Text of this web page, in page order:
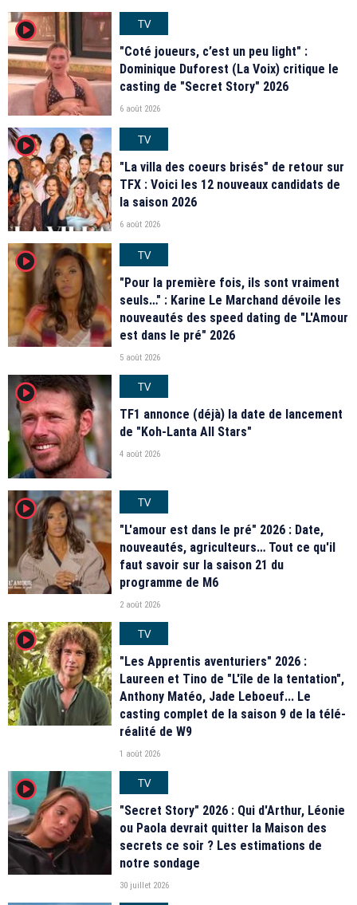
player2
TV
"Coté joueurs, c’est un peu light" :
Dominique Duforest (La Voix) critique le
casting de "Secret Story" 2026
6 août 2026
player2
TV
"La villa des coeurs brisés" de retour sur
TFX : Voici les 12 nouveaux candidats de
la saison 2026
6 août 2026
player2
TV
"Pour la première fois, ils sont vraiment
seuls…" : Karine Le Marchand dévoile les
nouveautés des speed dating de "L'Amour
est dans le pré" 2026
5 août 2026
player2
TV
TF1 annonce (déjà) la date de lancement
de "Koh-Lanta All Stars"
4 août 2026
player2
TV
"L'amour est dans le pré" 2026 : Date,
nouveautés, agriculteurs… Tout ce qu'il
faut savoir sur la saison 21 du
programme de M6
2 août 2026
player2
TV
"Les Apprentis aventuriers" 2026 :
Laureen et Tino de "L'île de la tentation",
Anthony Matéo, Jade Leboeuf... Le
casting complet de la saison 9 de la télé-
réalité de W9
1 août 2026
player2
TV
"Secret Story" 2026 : Qui d'Arthur, Léonie
ou Paola devrait quitter la Maison des
secrets ce soir ? Les estimations de
notre sondage
30 juillet 2026